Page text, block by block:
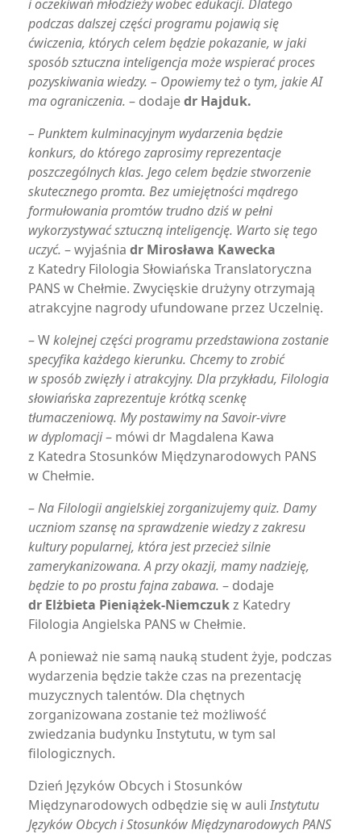
i oczekiwań młodzieży wobec edukacji. Dlatego
podczas dalszej części programu pojawią się
ćwiczenia, których celem będzie pokazanie, w jaki
sposób sztuczna inteligencja może wspierać proces
pozyskiwania wiedzy. – Opowiemy też o tym, jakie AI
ma ograniczenia. – dodajedr Hajduk.
– Punktem kulminacyjnym wydarzenia będzie
konkurs, do którego zaprosimy reprezentacje
poszczególnych klas. Jego celem będzie stworzenie
skutecznego promta. Bez umiejętności mądrego
formułowania promtów trudno dziś w pełni
wykorzystywać sztuczną inteligencję. Warto się tego
uczyć. – wyjaśnia dr Mirosława Kawecka
z Katedry Filologia Słowiańska Translatoryczna
PANS w Chełmie. Zwycięskie drużyny otrzymają
atrakcyjne nagrody ufundowane przez Uczelnię.
– Wkolejnej części programu przedstawiona zostanie
specyfika każdego kierunku. Chcemy to zrobić
w sposób zwięzły i atrakcyjny. Dla przykładu, Filologia
słowiańska zaprezentuje krótką scenkę
tłumaczeniową. My postawimy na Savoir-vivre
w dyplomacji– mówi dr Magdalena Kawa
z Katedra Stosunków Międzynarodowych PANS
w Chełmie.
–Na Filologii angielskiej zorganizujemy quiz. Damy
uczniom szansę na sprawdzenie wiedzy z zakresu
kultury popularnej, która jest przecież silnie
zamerykanizowana. A przy okazji, mamy nadzieję,
będzie to po prostu fajna zabawa. – dodaje
dr Elżbieta Pieniążek-Niemczukz Katedry
Filologia Angielska PANS w Chełmie.
A ponieważ nie samą nauką student żyje, podczas
wydarzenia będzie także czas na prezentację
muzycznych talentów. Dla chętnych
zorganizowana zostanie też możliwość
zwiedzania budynku Instytutu, w tym sal
filologicznych.
Dzień Języków Obcych i Stosunków
Międzynarodowych odbędzie się w auliInstytutu
Języków Obcych i Stosunków Międzynarodowych PANS